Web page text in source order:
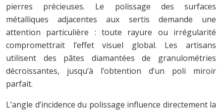
pierres précieuses. Le polissage des surfaces
métalliques adjacentes aux sertis demande une
attention particulière : toute rayure ou irrégularité
compromettrait l’effet visuel global. Les artisans
utilisent des pâtes diamantées de granulométries
décroissantes, jusqu’à l’obtention d’un poli miroir
parfait.
L’angle d’incidence du polissage influence directement la